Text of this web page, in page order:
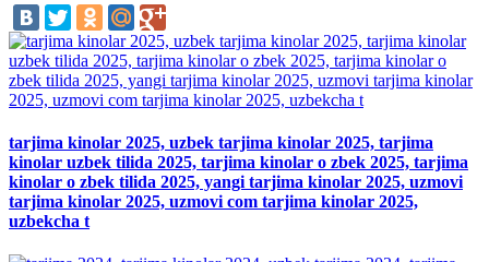
tarjima kinolar 2025, uzbek tarjima kinolar 2025, tarjima
kinolar uzbek tilida 2025, tarjima kinolar o zbek 2025, tarjima
kinolar o zbek tilida 2025, yangi tarjima kinolar 2025, uzmovi
tarjima kinolar 2025, uzmovi com tarjima kinolar 2025,
uzbekcha t